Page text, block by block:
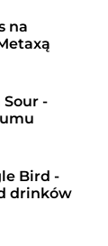
na
-
Bird -
drinków